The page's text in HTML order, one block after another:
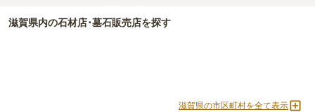
現地への見学が難しい場合は、資料請求でも各霊園の詳しい料金案
滋賀県内の石材店･墓石販売店を探す
滋賀県の市区町村を全て表示